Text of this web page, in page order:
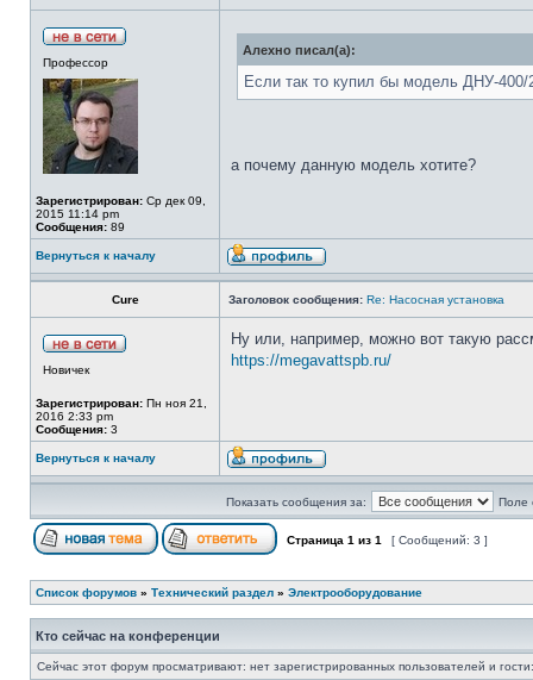
Профессор
Зарегистрирован: Ср дек 09,
2015 11:14 pm
Сообщения: 89
Алехно писал(а):
Если так то купил бы модель ДНУ-400/
а почему данную модель хотите?
Вернуться к началу
Cure Заголовок сообщения: Re: Насосная установка
Новичек
Зарегистрирован: Пн ноя 21,
2016 2:33 pm
Сообщения: 3
Ну или, например, можно вот такую
https://megavattspb.ru/
Вернуться к началу
Показать сообщения за: Поле
Страница 1 из 1 [ Сообщений: 3 ]
Список форумов » Технический раздел » Электрооборудование
Кто сейчас на конференции
Сейчас этот форум просматривают: нет зарегистрированных пользователей и